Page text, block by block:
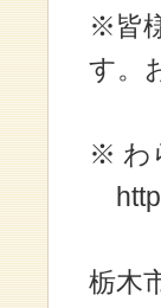
※皆
す。
※ わ
栃木